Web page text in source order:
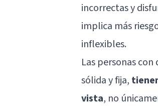
incorrectas y
implica más
inflexibles.
Las personas
sólida y fija,
vista, no